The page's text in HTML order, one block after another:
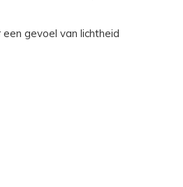
gevoel van lichtheid